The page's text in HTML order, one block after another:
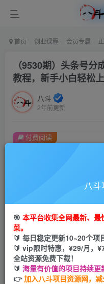
首页 创业课程 会员专属
（9530期）头条号
教程，新手小白轻松
八斗
2年前更新
此内容为付费阅读，请付费
付费阅读
八
🎯 本平台收集全网最新、
菜。
🔰 每日稳定更新10~20个项
🔰 vip限时特惠，¥29/月，
全站资源免费下载！
🔰 海量有价值的项目持续
👉加入八斗项目资源网，减